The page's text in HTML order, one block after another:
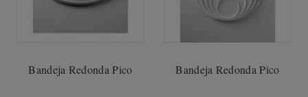
Bandeja Redonda Pico Bandeja Redonda Pico